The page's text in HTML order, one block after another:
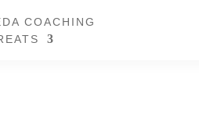
COACHING